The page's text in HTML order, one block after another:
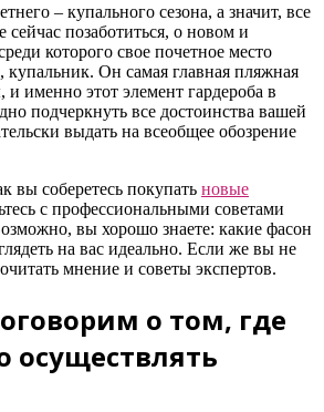
– купального сезона, а значит, все
позаботиться, о новом и
которого свое почетное место
купальник. Он самая главная пляжная
именно этот элемент гардероба в
подчеркнуть все достоинства вашей
выдать на всеобщее обозрение
вы соберетесь покупать новые
с профессиональными советами
вы хорошо знаете: какие фасон
на вас идеально. Если же вы не
мнение и советы экспертов.
о том, где
осуществлять